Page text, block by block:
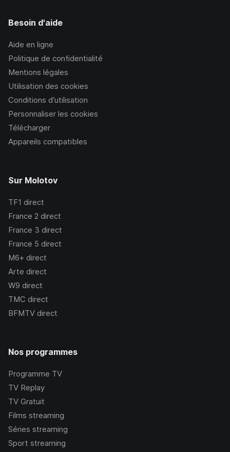
Besoin d'aide
Aide en ligne
Politique de confidentialité
Mentions légales
Utilisation des cookies
Conditions d’utilisation
Personnaliser les cookies
Télécharger
Appareils compatibles
Sur Molotov
TF1 direct
France 2 direct
France 3 direct
France 5 direct
M6+ direct
Arte direct
W9 direct
TMC direct
BFMTV direct
Nos programmes
Programme TV
TV Replay
TV Gratuit
Films streaming
Séries streaming
Sport streaming